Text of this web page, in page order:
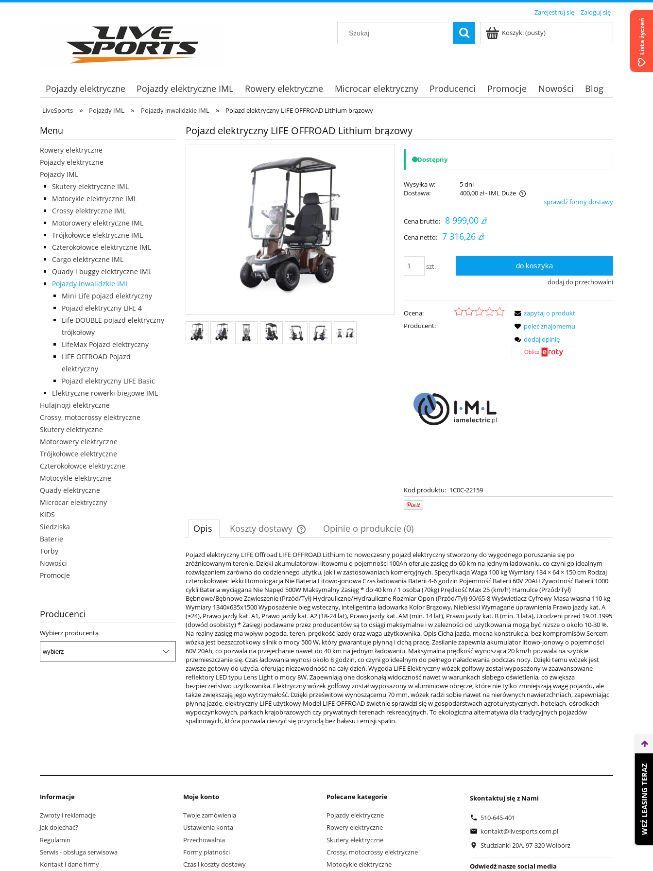
Zarejestruj się Zaloguj się
Koszyk:(pusty)
Pojazdy elektryczne Pojazdy elektryczne IML Rowery elektryczne Microcar elektryczny Producenci Promocje Nowości Blog
LiveSports » Pojazdy IML » Pojazdy inwalidzkie IML » Pojazd elektryczny LIFE OFFROAD Lithium brązowy
Menu
Rowery elektryczne
Pojazdy elektryczne
Pojazdy IML
Skutery elektryczne IML
Motocykle elektryczne IML
Crossy elektryczne IML
Motorowery elektryczne IML
Trójkołowce elektryczne IML
Czterokołowce elektryczne IML
Cargo elektryczne IML
Quady i buggy elektryczne IML
Pojazdy inwalidzkie IML
Mini Life pojazd elektryczny
Pojazd elektryczny LIFE 4
Life DOUBLE pojazd elektryczny
trójkołowy
LifeMax Pojazd elektryczny
LIFE OFFROAD Pojazd
elektryczny
Pojazd elektryczny LIFE Basic
Elektryczne rowerki biegowe IML
Hulajnogi elektryczne
Crossy, motocrossy elektryczne
Skutery elektryczne
Motorowery elektryczne
Trójkołowce elektryczne
Czterokołowce elektryczne
Motocykle elektryczne
Quady elektryczne
Microcar elektryczny
KIDS
Siedziska
Baterie
Torby
Nowości
Promocje
Producenci
Wybierz producenta
Pojazd elektryczny LIFE OFFROAD Lithium brązowy
Dostępny
Wysyłka w:
5 dni
Dostawa:
400,00 zł- IML Duże
płatności
sprawdź formy dostawy
Cena brutto: 8 999,00 zł
Cena netto: 7 316,26 zł
szt. do koszyka
dodaj do przechowalni
Ocena:
Producent:
Kod produktu: 1C0C-22159
zapytaj o produkt
poleć znajomemu
dodaj opinię
Opis Koszty dostawy
Cena nie zawiera ewentualnych kosztów
płatności
Opinie o produkcie (0)
Pojazd elektryczny LIFE Offroad LIFE OFFROAD Lithium to nowoczesny pojazd elektryczny stworzony do wygodnego poruszania się po
zróżnicowanym terenie. Dzięki akumulatorowi litowemu o pojemności 100Ah oferuje zasięg do 60 km na jednym ładowaniu, co czyni go idealnym
rozwiązaniem zarówno do codziennego użytku, jak i w zastosowaniach komercyjnych. Specyfikacja Waga 100 kg Wymiary 134 × 64 × 150 cm Rodzaj
czterokołowiec lekki Homologacja Nie Bateria Litowo-jonowa Czas ładowania Baterii 4-6 godzin Pojemność Baterii 60V 20AH Żywotność Baterii 1000
cykli Bateria wyciągana Nie Napęd 500W Maksymalny Zasięg * do 40 km / 1 osoba (70kg) Prędkość Max 25 (km/h) Hamulce (Przód/Tył)
Bębnowe/Bębnowe Zawieszenie (Przód/Tył) Hydrauliczne/Hydrauliczne Rozmiar Opon (Przód/Tył) 90/65-8 Wyświetlacz Cyfrowy Masa własna 110 kg
Wymiary 1340x635x1500 Wyposażenie bieg wsteczny, inteligentna ładowarka Kolor Brązowy, Niebieski Wymagane uprawnienia Prawo jazdy kat. A
(≥24), Prawo jazdy kat. A1, Prawo jazdy kat. A2 (18-24 lat), Prawo jazdy kat. AM (min. 14 lat), Prawo jazdy kat. B (min. 3 lata), Urodzeni przed 19.01.1995
(dowód osobisty) * Zasięgi podawane przez producentów są to osiągi maksymalne i w zależności od użytkowania mogą być niższe o około 10-30 %.
Na realny zasięg ma wpływ pogoda, teren, prędkość jazdy oraz waga użytkownika. Opis Cicha jazda, mocna konstrukcja, bez kompromisów Sercem
wózka jest bezszczotkowy silnik o mocy 500 W, który gwarantuje płynną i cichą pracę. Zasilanie zapewnia akumulator litowo-jonowy o pojemności
60V 20Ah, co pozwala na przejechanie nawet do 40 km na jednym ładowaniu. Maksymalna prędkość wynosząca 20 km/h pozwala na szybkie
przemieszczanie się. Czas ładowania wynosi około 8 godzin, co czyni go idealnym do pełnego naładowania podczas nocy. Dzięki temu wózek jest
zawsze gotowy do użycia, oferując niezawodność na cały dzień. Wygoda LIFE Elektryczny wózek golfowy został wyposażony w zaawansowane
reflektory LED typu Lens Light o mocy 8W. Zapewniają one doskonałą widoczność nawet w warunkach słabego oświetlenia, co zwiększa
bezpieczeństwo użytkownika. Elektryczny wózek golfowy został wyposażony w aluminiowe obręcze, które nie tylko zmniejszają wagę pojazdu, ale
także zwiększają jego wytrzymałość. Dzięki prześwitowi wynoszącemu 70 mm, wózek radzi sobie nawet na nierównych nawierzchniach, zapewniając
płynną jazdę. elektryczny LIFE użytkowy Model LIFE OFFROAD świetnie sprawdzi się w gospodarstwach agroturystycznych, hotelach, ośrodkach
wypoczynkowych, parkach krajobrazowych czy prywatnych terenach rekreacyjnych. To ekologiczna alternatywa dla tradycyjnych pojazdów
spalinowych, która pozwala cieszyć się przyrodą bez hałasu i emisji spalin.
Informacje
Zwroty i reklamacje
Jak dojechać?
Regulamin
Serwis - obsługa serwisowa
Kontakt i dane firmy
Moje konto
Twoje zamówienia
Ustawienia konta
Przechowalnia
Formy płatności
Czas i koszty dostawy
Polecane kategorie
Pojazdy elektryczne
Rowery elektryczne
Skutery elektryczne
Crossy, motocrossy elektryczne
Motocykle elektryczne
Skontaktuj się z Nami
510-645-401
kontakt@livesports.com.pl
Studzianki 20A, 97-320 Wolbórz
Odwiedź nasze social media
WEŹ LEASING TERAZ
Lista życzeń